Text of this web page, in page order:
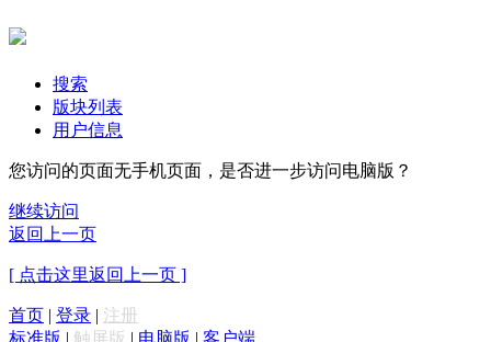
搜索
版块列表
用户信息
您访问的页面无手机页面，是否进一步访问电脑版？
继续访问
返回上一页
[ 点击这里返回上一页 ]
首页 | 登录 | 注册
标准版 | 触屏版 | 电脑版 | 客户端